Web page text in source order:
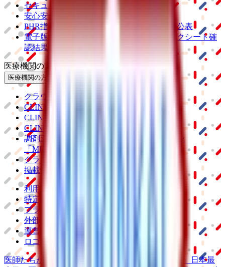
セキュリティの取り組み
安心安全への取り組み
PHR指針に係るチェックシート確認結果の公表
電子版お薬手帳ガイドラインに係るチェックシート確
認結果の公表
医療機関の方
医療機関の方
クラウド診療
CLINICS予約
CLINICSオンライン診療
CLINICSカルテ
調剤薬局向け統合型クラウドソリューション
「MEDIXS」
クラウド歯科業務
掲載情報の修正・削除はこちら
利用規約
特定商取引法に基づく表記
プライバシーポリシー
外部送信ポリシー
運営会社
ロゴ利用ガイドライン
医師たちがつくる 「MEDLEY」
日本最